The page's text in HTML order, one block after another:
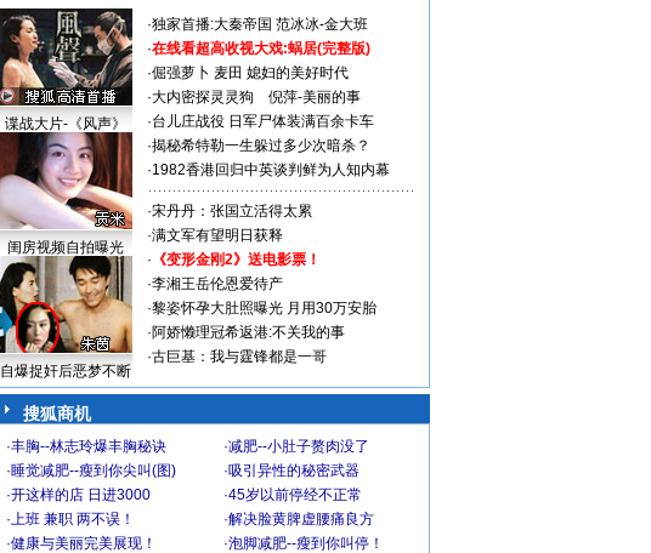
谍战大片-《风声》
闺房视频自拍曝光
自爆捉奸后恶梦不断
·独家首播:大秦帝国 范冰冰-金大班
·在线看超高收视大戏:蜗居(完整版)
·倔强萝卜 麦田 媳妇的美好时代
·大内密探灵灵狗
倪萍-美丽的事
·台儿庄战役 日军尸体装满百余卡车
·揭秘希特勒一生躲过多少次暗杀？
·1982香港回归中英谈判鲜为人知内幕
·宋丹丹：张国立活得太累
·满文军有望明日获释
· 《变形金刚2》送电影票！
·李湘王岳伦恩爱待产
·黎姿怀孕大肚照曝光 月用30万安胎
·阿娇懒理冠希返港:不关我的事
·古巨基：我与霆锋都是一哥
搜狐商机
·丰胸--林志玲爆丰胸秘诀 ·减肥--小肚子赘肉没了
·睡觉减肥--瘦到你尖叫(图) ·吸引异性的秘密武器
·开这样的店 日进3000 ·45岁以前停经不正常
·上班 兼职 两不误！ ·解决脸黄脾虚腰痛良方
·健康与美丽完美展现！ ·泡脚减肥--瘦到你叫停！